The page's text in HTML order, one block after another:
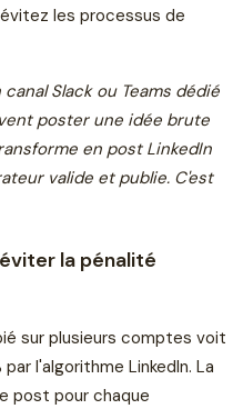
les processus de
canal Slack ou Teams dédié
poster une idée brute
en post LinkedIn
valide et publie. C'est
la pénalité
sur plusieurs comptes voit
l'algorithme LinkedIn. La
post pour chaque